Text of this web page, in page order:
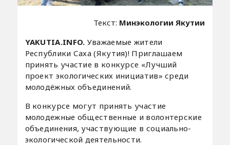
Текст: Минэкологии Якутии
YAKUTIA.INFO. Уважаемые жители
Республики Саха (Якутия)! Приглашаем
принять участие в конкурсе «Лучший
проект экологических инициатив» среди
молодёжных объединений.
В конкурсе могут принять участие
молодежные общественные и волонтерские
объединения, участвующие в социально-
экологической деятельности.